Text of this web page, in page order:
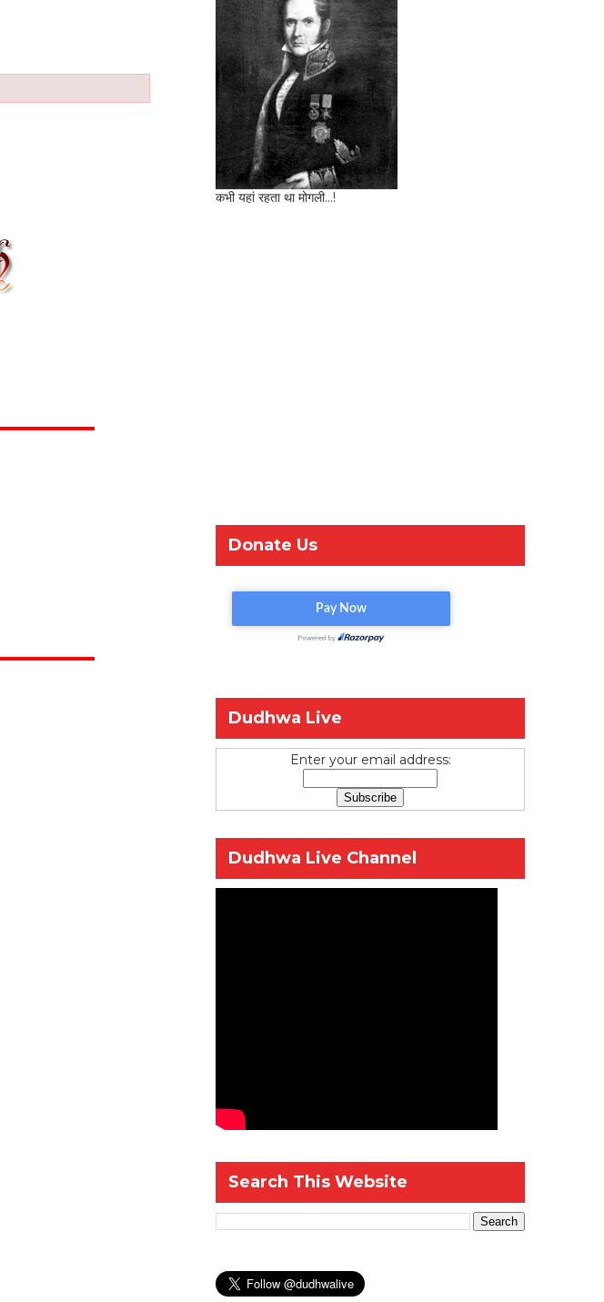
कभी यहां रहता था मोगली...!
Donate Us
Dudhwa Live
Enter your email address:
Dudhwa Live Channel
Search This Website